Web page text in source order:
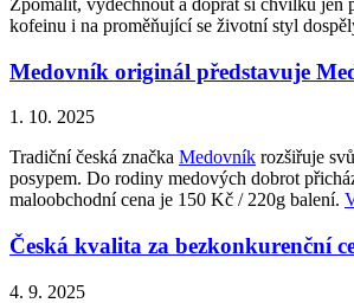
kofeinu i na proměňující se životní styl
Medovník originál představuje
1. 10. 2025
Tradiční česká značka Medovník rozšiřuje
posypem. Do rodiny medových dobrot
maloobchodní cena je 150 Kč / 220g balení.
Česká kvalita za bezkonkurenční
4. 9. 2025